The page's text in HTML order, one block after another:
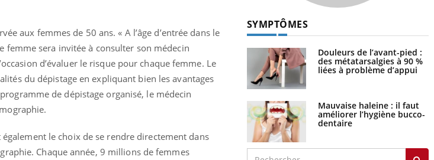
aux femmes de 50 ans. « A l’âge d’entrée dans le
femme sera invitée à consulter son médecin
d’évaluer le risque pour chaque femme. Le
du dépistage en expliquant bien les avantages
de dépistage organisé, le médecin
le choix de se rendre directement dans
Chaque année, 9 millions de femmes
SYMPTÔMES
Douleurs de l’avant-pied :
des métatarsalgies à 90 %
liées à problème d’appui
Mauvaise haleine : il faut
améliorer l’hygiène bucco-
dentaire